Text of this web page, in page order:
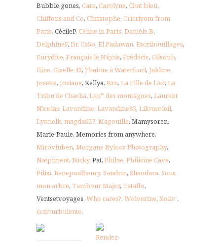
Bubble gones, Cara, Carolyne, Chat bleu,
Chiffons and Co, Christophe, Cricriyom from
Paris, CécileP, Céline in Paris, Danièle.B,
DelphineF, Dr. CaSo, El Padawan, Escribouillages,
Eurydice, François le Niçois, Frédéric, Gilsoub,
Gine, Giselle 43, J’habite à Waterford, Jakline,
Josette, Josiane, Kellya, Krn, La Fille de l’Air, La
Tribu de Chacha, Lau* des montagnes, Laurent
Nicolas, Lavandine, Lavandine83, Lilousoleil,
Lyonelk, magda627, Magouille, Mamysoren,
Marie-Paule, Memories from anywhere,
Mirovinben, Morgane Byloos Photography,
Natpiment, Nicky, Pat, Philae, Philisine Cave,
Pilisi, Renepaulhenry, Sandrin, Shandara, Sous
mon arbre, Tambour Major, Tataflo,
Ventsetvoyages, Who cares?, Wolverine, Xoliv’,
écri’turbulente.